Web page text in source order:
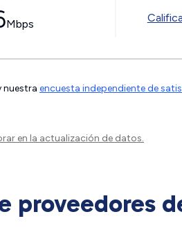
Mbps
nuestra encuesta independiente de
en la actualización de datos.
proveedores